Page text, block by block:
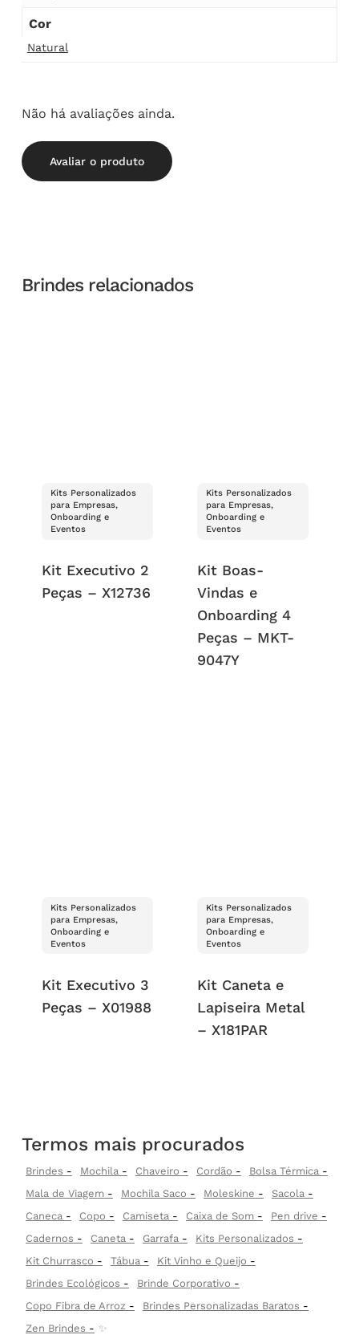
Cor
Natural
Não há avaliações ainda.
Avaliar o produto
Brindes relacionados
Kits Personalizados
para Empresas,
Onboarding e
Eventos
Kit Executivo 2
Peças – X12736
Kits Personalizados
para Empresas,
Onboarding e
Eventos
Kit Boas-
Vindas e
Onboarding 4
Peças – MKT-
9047Y
Kits Personalizados
para Empresas,
Onboarding e
Eventos
Kit Executivo 3
Peças – X01988
Kits Personalizados
para Empresas,
Onboarding e
Eventos
Kit Caneta e
Lapiseira Metal
– X181PAR
Termos mais procurados
Brindes Mochila Chaveiro Cordão
Bolsa Térmica
Mala de Viagem
Mochila Saco Moleskine
Sacola
Caneca
Copo Camiseta Caixa de Som
Pen drive
Cadernos
Caneta Garrafa
Kits Personalizados
Kit Churrasco
Tábua
Kit Vinho e Queijo
Brindes Ecológicos
Brinde Corporativo
Copo Fibra de Arroz
Brindes Personalizadas Baratos
Zen Brindes
✨